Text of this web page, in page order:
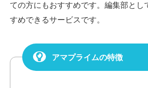
ての方にもおすすめです。編集部とし
すめできるサービスです。
アマプライムの特徴